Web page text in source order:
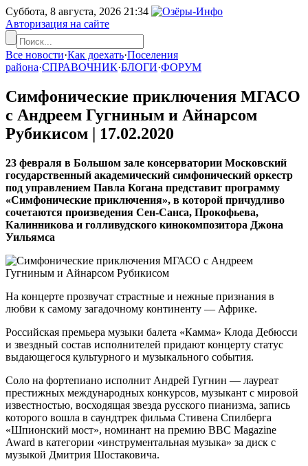
Суббота, 8 августа, 2026 21:34
Авторизация на сайте
Все новости·Как доехать·Поселения
района·СПРАВОЧНИК·БЛОГИ·ФОРУМ
Симфонические приключения МГАСО
с Андреем Гугниным и Айнарсом
Рубикисом | 17.02.2020
23 февраля в Большом зале консерватории Московский
государственный академический симфонический оркестр
под управлением Павла Когана представит программу
«Симфонические приключения», в которой причудливо
сочетаются произведения Сен-Санса, Прокофьева,
Калинникова и голливудского кинокомпозитора Джона
Уильямса
На концерте прозвучат страстные и нежные признания в
любви к самому загадочному континенту — Африке.
Российская премьера музыки балета «Камма» Клода Дебюсси
и звездный состав исполнителей придают концерту статус
выдающегося культурного и музыкального события.
Соло на фортепиано исполнит Андрей Гугнин — лауреат
престижных международных конкурсов, музыкант с мировой
известностью, восходящая звезда русского пианизма, запись
которого вошла в саундтрек фильма Стивена Спилберга
«Шпионский мост», номинант на премию BBC Magazine
Award в категории «инструментальная музыка» за диск с
музыкой Дмитрия Шостаковича.